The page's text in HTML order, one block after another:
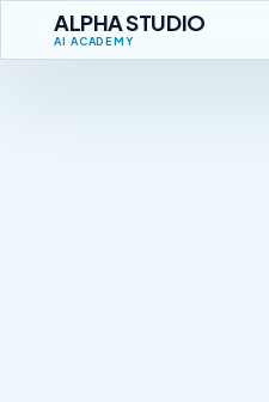
ALPHA STUDIO
AI ACADEMY